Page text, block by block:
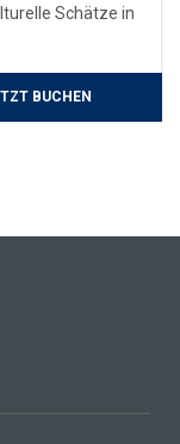
Schätze in
BUCHEN